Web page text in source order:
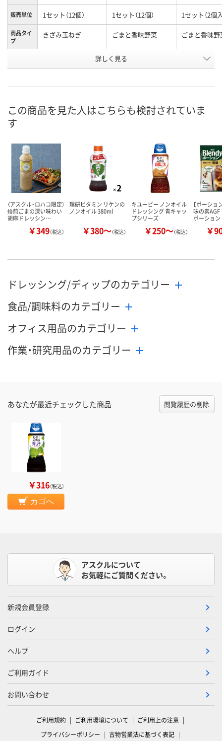
販売単位 1セット（12個） 1セット（12個） 1セット（2個
商品タイ
プ
きざみ玉ねぎ ごまと香味野菜 ごまと香味野
E553133 U896191
8月24日（月）まで
販売停止中です
カゴへ カ
詳しく見る
この商品を見た人はこちらも検討されていま
す
（アスクル・ロハコ限定）
焙煎ごまの深い味わい
胡麻ドレッシン…
￥349（税込）
理研ビタミン リケンの
ノンオイル 380ml
￥380～（税込）
キユーピー ノンオイル
ドレッシング 青キャッ
プシリーズ
￥250～（税込）
【ポーショ
味の素AGF
ポーショ
￥
ドレッシング/ディップのカテゴリー
食品/調味料のカテゴリー
オフィス用品のカテゴリー
作業・研究用品のカテゴリー
あなたが最近チェックした商品 閲覧履歴の削除
￥316（税込）
カゴへ
アスクルについて
お気軽にご質問ください。
新規会員登録
ログイン
ヘルプ
ご利用ガイド
お問い合わせ
ご利用規約 ご利用環境について
ご利用上の注意
プライバシーポリシー
古物営業法に基づく表記